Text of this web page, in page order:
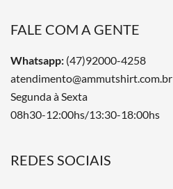
FALE COM A GENTE
Whatsapp: (47)92000-4258
atendimento@ammutshirt.com.br
Segunda à Sexta
08h30-12:00hs/13:30-18:00hs
REDES SOCIAIS